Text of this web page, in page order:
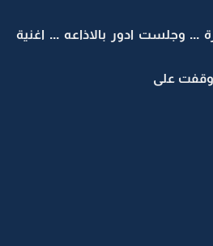
وجلست ادور بالاذاعه ... اغنية
وقفت على